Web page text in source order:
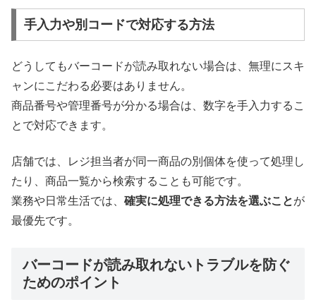
手入力や別コードで対応する方法
どうしてもバーコードが読み取れない場合は、無理にスキ
ャンにこだわる必要はありません。
商品番号や管理番号が分かる場合は、数字を手入力するこ
とで対応できます。
店舗では、レジ担当者が同一商品の別個体を使って処理し
たり、商品一覧から検索することも可能です。
業務や日常生活では、 確実に処理できる方法を選ぶことが
最優先です。
バーコードが読み取れないトラブルを防ぐ
ためのポイント